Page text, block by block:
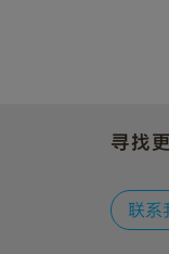
寻找
联系